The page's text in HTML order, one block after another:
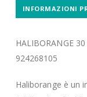
INFORMAZIONI
HALIBORANGE
924268105
Haliborange è un